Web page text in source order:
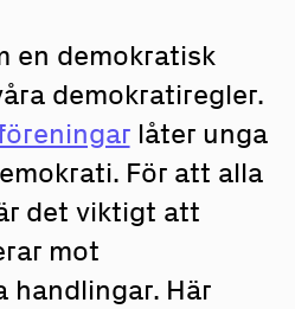
en demokratisk
demokratiregler.
låter unga
För att alla
det viktigt att
mot
handlingar. Här